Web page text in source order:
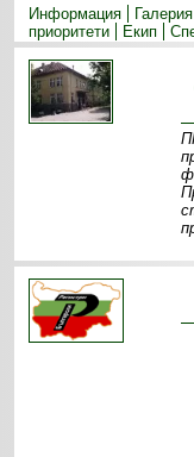
Информация
Галерия
приоритети
Екип